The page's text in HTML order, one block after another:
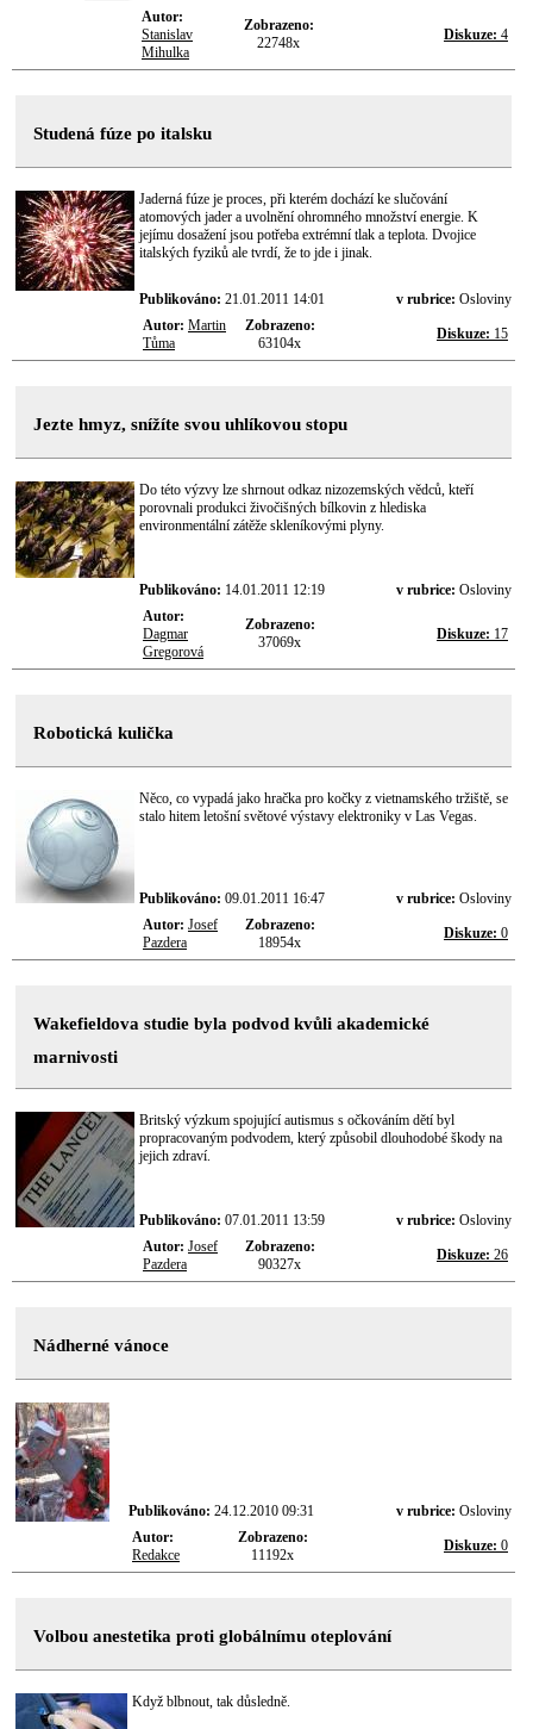
Autor:
Stanislav
Mihulka
Zobrazeno:
22748x
Diskuze: 4
Studená fúze po italsku
Jaderná fúze je proces, při kterém dochází ke slučování
atomových jader a uvolnění ohromného množství energie. K
jejímu dosažení jsou potřeba extrémní tlak a teplota. Dvojice
italských fyziků ale tvrdí, že to jde i jinak.
Publikováno: 21.01.2011 14:01 v rubrice: Osloviny
Autor: Martin
Tůma
Zobrazeno:
63104x
Diskuze: 15
Jezte hmyz, snížíte svou uhlíkovou stopu
Do této výzvy lze shrnout odkaz nizozemských vědců, kteří
porovnali produkci živočišných bílkovin z hlediska
environmentální zátěže skleníkovými plyny.
Publikováno: 14.01.2011 12:19 v rubrice: Osloviny
Autor:
Dagmar
Gregorová
Zobrazeno:
37069x
Diskuze: 17
Robotická kulička
Něco, co vypadá jako hračka pro kočky z vietnamského tržiště, se
stalo hitem letošní světové výstavy elektroniky v Las Vegas.
Publikováno: 09.01.2011 16:47 v rubrice: Osloviny
Autor: Josef
Pazdera
Zobrazeno:
18954x
Diskuze: 0
Wakefieldova studie byla podvod kvůli akademické
marnivosti
Britský výzkum spojující autismus s očkováním dětí byl
propracovaným podvodem, který způsobil dlouhodobé škody na
jejich zdraví.
Publikováno: 07.01.2011 13:59 v rubrice: Osloviny
Autor: Josef
Pazdera
Zobrazeno:
90327x
Diskuze: 26
Nádherné vánoce
Publikováno: 24.12.2010 09:31 v rubrice: Osloviny
Autor:
Redakce
Zobrazeno:
11192x
Diskuze: 0
Volbou anestetika proti globálnímu oteplování
Když blbnout, tak důsledně.